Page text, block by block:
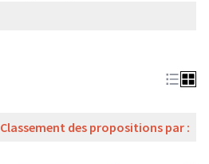
Classement des propositions par :